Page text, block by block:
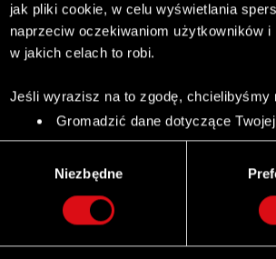
jak pliki cookie, w celu wyświetlania
naprzeciw oczekiwaniom użytkowników
w jakich celach to robi.
Jeśli wyrazisz na to zgodę, chcielibyśmy
Gromadzić dane dotyczące
Identyfikować Twoje urządzenie,
Dowiedz się więcej odnośnie tego, jak
szczegółów . W Deklaracji plików cookie
Wykorzystujemy pliki cookie do
Niezbędne
nr 54/2008
do próby ugodowej przez Pana
nr 53/2008
serii C1 w rejestrze prowadzonym
S.A.